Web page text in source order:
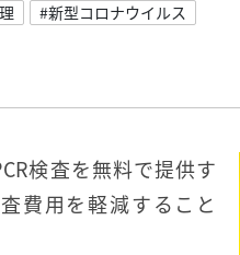
#新型コロナウイルス
検査を無料で提供す
費用を軽減すること